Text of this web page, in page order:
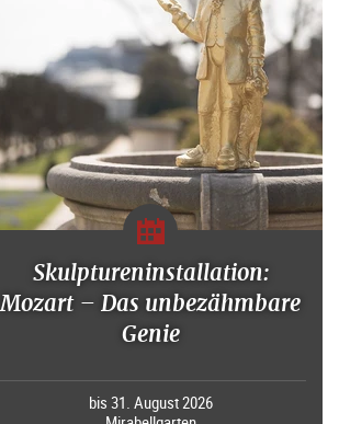
Skulptureninstallation:
Mozart – Das unbezähmbare
Genie
bis 31. August 2026